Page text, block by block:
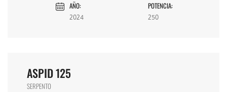
AÑO:
2024
POTENCIA:
250
ASPID 125
SERPENTO